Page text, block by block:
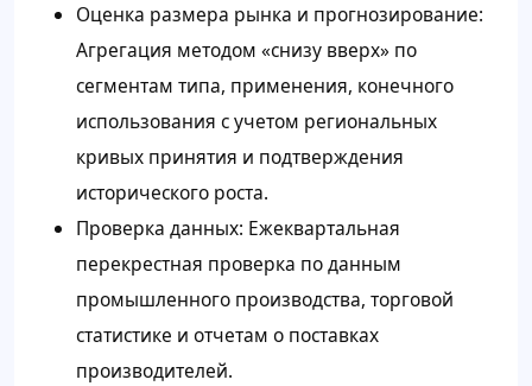
Оценка размера рынка и прогнозирование:
Агрегация методом «снизу вверх» по
сегментам типа, применения, конечного
использования с учетом региональных
кривых принятия и подтверждения
исторического роста.
Проверка данных: Ежеквартальная
перекрестная проверка по данным
промышленного производства, торговой
статистике и отчетам о поставках
производителей.